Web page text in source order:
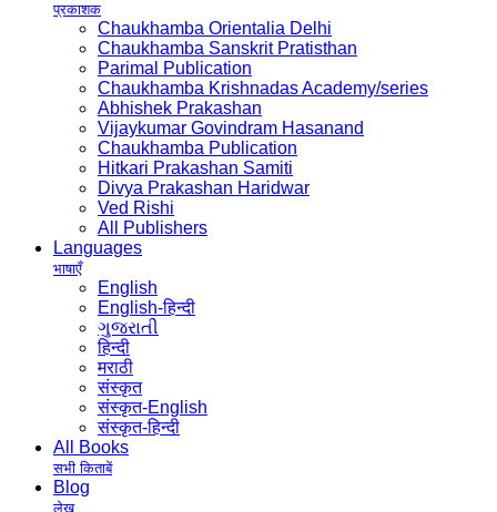
प्रकाशक
Chaukhamba Orientalia Delhi
Chaukhamba Sanskrit Pratisthan
Parimal Publication
Chaukhamba Krishnadas Academy/series
Abhishek Prakashan
Vijaykumar Govindram Hasanand
Chaukhamba Publication
Hitkari Prakashan Samiti
Divya Prakashan Haridwar
Ved Rishi
All Publishers
Languages
भाषाएँ
English
English-हिन्दी
ગુજરાતી
हिन्दी
मराठी
संस्कृत
संस्कृत-English
संस्कृत-हिन्दी
All Books
सभी किताबें
Blog
लेख